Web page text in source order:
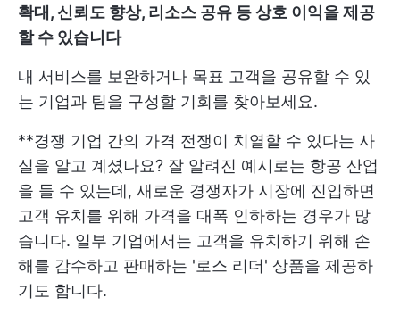
확대, 신뢰도 향상, 리소스 공유 등 상호 이익을 제공
할 수 있습니다
내 서비스를 보완하거나 목표 고객을 공유할 수 있
는 기업과 팀을 구성할 기회를 찾아보세요.
**경쟁 기업 간의 가격 전쟁이 치열할 수 있다는 사
실을 알고 계셨나요? 잘 알려진 예시로는 항공 산업
을 들 수 있는데, 새로운 경쟁자가 시장에 진입하면
고객 유치를 위해 가격을 대폭 인하하는 경우가 많
습니다. 일부 기업에서는 고객을 유치하기 위해 손
해를 감수하고 판매하는 '로스 리더' 상품을 제공하
기도 합니다.